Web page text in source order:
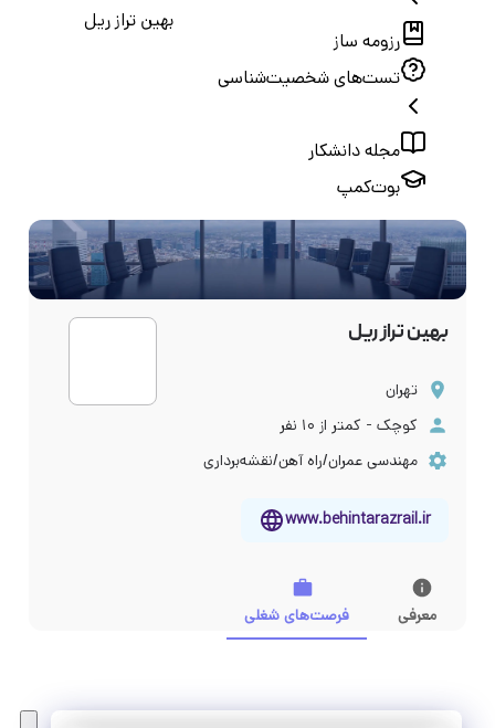
رزومه ساز
تست‌های شخصیت‌شناسی
مجله دانشکار
بوت‌کمپ
بهین تراز ریل
بهین تراز ریل
تهران
کوچک - کمتر از ۱۰ نفر
مهندسی عمران/راه آهن/نقشه‌برداری
www.behintarazrail.ir
معرفی فرصت‌های شغلی